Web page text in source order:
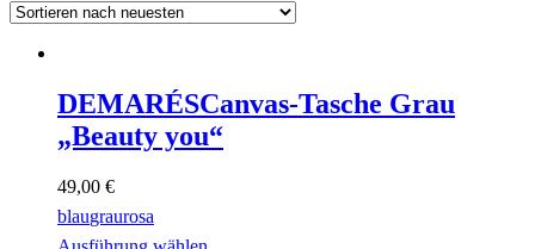
DEMARÉSCanvas-Tasche Grau
„Beauty you“
49,00 €
blaugraurosa